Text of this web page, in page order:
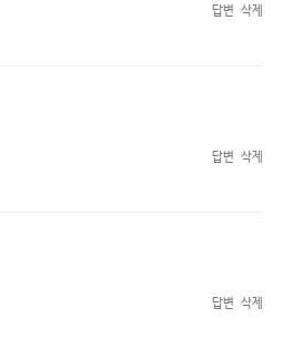
답변 삭제
답변 삭제
답변 삭제